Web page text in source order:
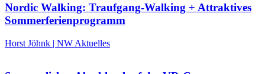
Nordic Walking: Traufgang-Walking + Attraktives
Sommerferienprogramm
Horst Jöhnk | NW Aktuelles